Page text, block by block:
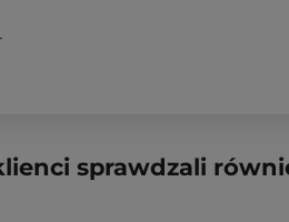
sprawdzali